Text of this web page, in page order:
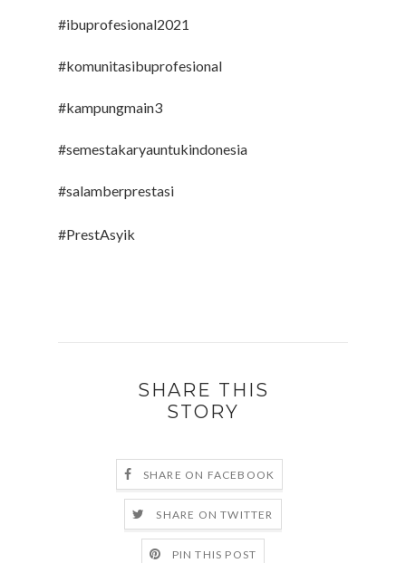
#ibuprofesional2021
#komunitasibuprofesional
#kampungmain3
#semestakaryauntukindonesia
#salamberprestasi
#PrestAsyik
SHARE THIS
STORY
SHARE ON FACEBOOK
SHARE ON TWITTER
PIN THIS POST